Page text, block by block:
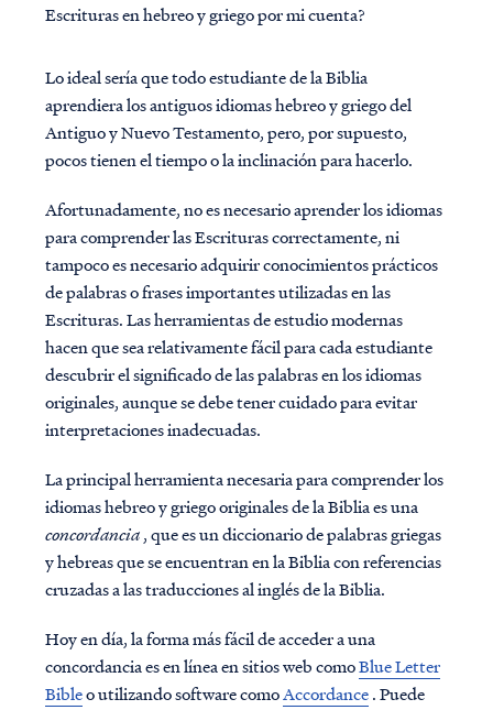
Escrituras en hebreo y griego por mi cuenta?
Lo ideal sería que todo estudiante de la Biblia
aprendiera los antiguos idiomas hebreo y griego del
Antiguo y Nuevo Testamento, pero, por supuesto,
pocos tienen el tiempo o la inclinación para hacerlo.
Afortunadamente, no es necesario aprender los idiomas
para comprender las Escrituras correctamente, ni
tampoco es necesario adquirir conocimientos prácticos
de palabras o frases importantes utilizadas en las
Escrituras. Las herramientas de estudio modernas
hacen que sea relativamente fácil para cada estudiante
descubrir el significado de las palabras en los idiomas
originales, aunque se debe tener cuidado para evitar
interpretaciones inadecuadas.
La principal herramienta necesaria para comprender los
idiomas hebreo y griego originales de la Biblia es una
concordancia, que es un diccionario de palabras griegas
y hebreas que se encuentran en la Biblia con referencias
cruzadas a las traducciones al inglés de la Biblia.
Hoy en día, la forma más fácil de acceder a una
concordancia es en línea en sitios web comoBlue Letter
Bibleo utilizando software comoAccordance. Puede